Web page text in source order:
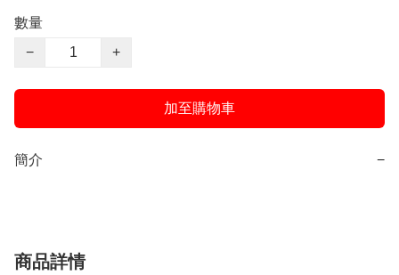
數量
−
+
加至購物車
簡介 −
商品詳情